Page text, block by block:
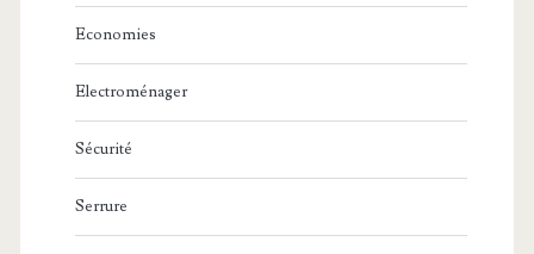
Economies
Electroménager
Sécurité
Serrure